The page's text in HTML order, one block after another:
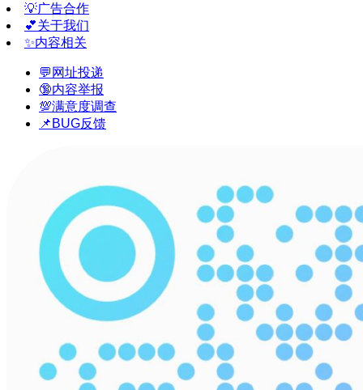
💡广告合作
💕关于我们
✨内容相关
💬网址投递
🔞内容举报
💯满意度调查
📌BUG反馈